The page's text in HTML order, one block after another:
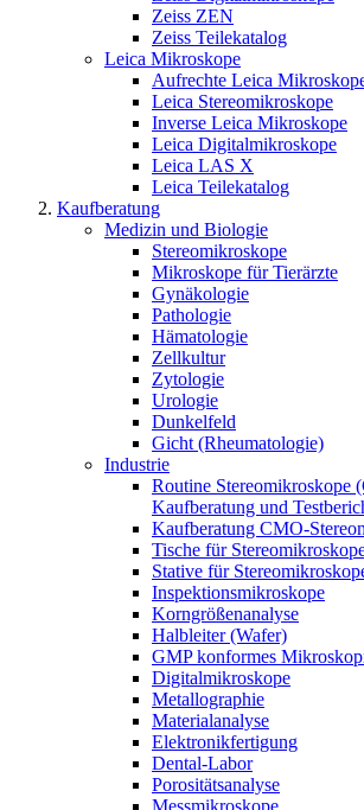
Zeiss ZEN
Zeiss Teilekatalog
Leica Mikroskope
Aufrechte Leica
Leica Stereomikroskope
Inverse Leica Mikroskope
Leica Digitalmikroskope
Leica LAS X
Leica Teilekatalog
Kaufberatung
Medizin und Biologie
Stereomikroskope
Mikroskope für Tierärzte
Gynäkologie
Pathologie
Hämatologie
Zellkultur
Zytologie
Urologie
Dunkelfeld
Gicht (Rheumatologie)
Industrie
Routine Stereomikroskope
Kaufberatung und
Kaufberatung CMO-
Tische für
Stative für
Inspektionsmikroskope
Korngrößenanalyse
Halbleiter (Wafer)
GMP konformes
Digitalmikroskope
Metallographie
Materialanalyse
Elektronikfertigung
Dental-Labor
Porositätsanalyse
Messmikroskope